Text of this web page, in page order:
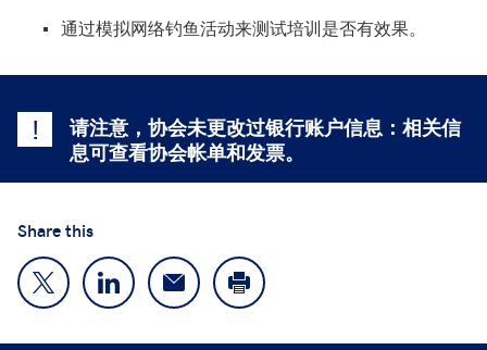
通过模拟网络钓鱼活动来测试培训是否有效果。
!
请注意，协会未更改过银行账户信息：相关信
息可查看协会帐单和发票。
Share this